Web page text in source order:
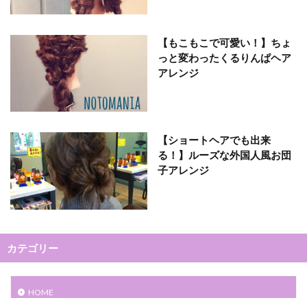
【もこもこで可愛い！】ちょ
っと変わったくるりんぱヘア
アレンジ
【ショートヘアでも出来
る！】ルーズな外国人風お団
子アレンジ
カテゴリー
HOME